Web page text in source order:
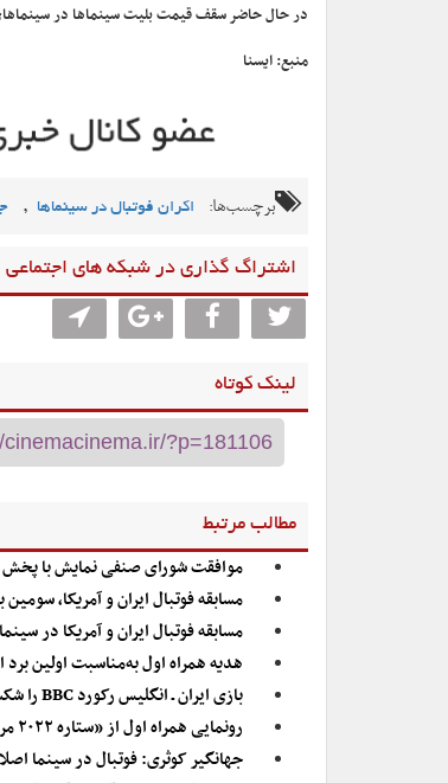
در حال حاضر سقف قیمت بلیت سینماها در سینماهای مدرن ۴۵ هزار
منبع: ایسنا
برچسب‌ها: اکران فوتبال در سینماها ,
اشتراگ گذاری در شبکه های اجتماعی
لینک کوتاه
مطالب مرتبط
موافقت شورای صنفی نمایش با پخش
مسابقه فوتبال ایران و آمریکا، سومین
مسابقه فوتبال ایران و آمریکا در
هدیه همراه اول به‌مناسبت اولین برد
بازی ایران ـ انگلیس رکورد BBC را شکست
رونمایی همراه اول از «ستاره ۲۰۲۲ مربع» با طیف وسیعی از سرویس‌های ویژه جام‌جهانی
جهانگیر کوثری: فوتبال در سینما